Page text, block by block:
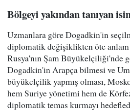
Bölgeyi yakından tanıyan
Uzmanlara göre Dogadkin'in
diplomatik değişiklikten öte anlam
Rusya'nın Şam Büyükelçiliği'nde
Dogadkin'in Arapça bilmesi ve
büyükelçilik yapmış olması,
hem Suriye yönetimi hem de
diplomatik temas kurmayı